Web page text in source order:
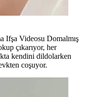
Ifşa Videosu Domalmış
çıkarıyor, her
kendini dildolarken
coşuyor.